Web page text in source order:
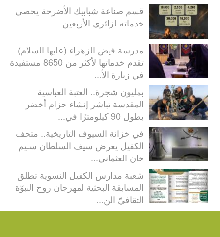
قسم صناعة شبابيك الأضرحة يحصي
خدماته لزائري الأربعين...
مدرسة فيض الزهراء (عليها السلام)
تقدم خدماتها لأكثر من 8650 مستفيدة
في زيارة الأ...
بمليون شجرة.. العتبة العباسية
المقدسة تباشر إنشاء حزام أخضر
بطول 90 كيلومترًا في...
في خزانة السيوف التاريخية.. متحف
الكفيل يعرض سيف السلطان سليم
خان العثماني...
شعبة مدارس الكفيل النسوية تطلق
المسابقة البحثية لمهرجان روح النبوّة
الثقافيّ الن...